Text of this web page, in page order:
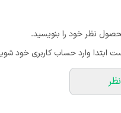
نظر خود را بنویسید.
ابتدا وارد حساب کاربری خود